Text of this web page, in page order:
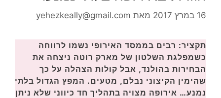
16 במרץ 2017 מאת yehezkeally@gmail.com
תקציר: רבים בממסד האירופי נשמו לרווחה
כשמפלגת השלטון של מארק רוטה ניצחה את
הבחירות בהולנד, אבל קולות הצהלה על כך
שהימין הקיצוני נבלם, מטעים. המפץ הגדול בלתי
נמנע… אירופה מצויה בתהליך חד כיווני שלא ניתן